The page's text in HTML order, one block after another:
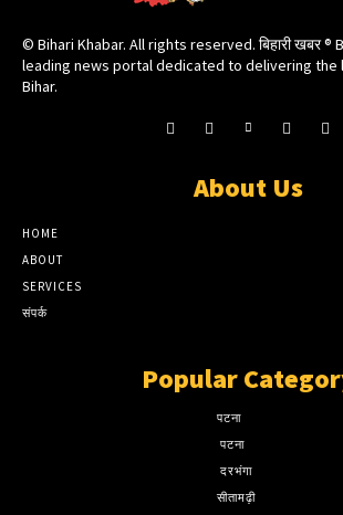
© Bihari Khabar. All rights reserved. बिहारी खबर ®​
leading news portal dedicated to delivering
Bihar.
About Us
HOME
ABOUT
SERVICES
संपर्क
Popular
पटना
पटना
दरभंगा
सीतामढ़ी